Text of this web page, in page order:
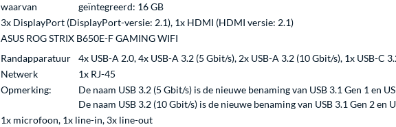
waarvan
geïntegreerd: 16 GB
3x DisplayPort (DisplayPort-versie: 2.1), 1x HDMI (HDMI versie: 2.1)
ASUS ROG STRIX B650E-F GAMING WIFI
Randapparatuur
4x USB-A 2.0, 4x USB-A 3.2 (5 Gbit/s), 2x USB-A 3.2 (10 Gbit/s), 1x USB-C
Netwerk
1x RJ-45
Opmerking:
De naam USB 3.2 (5 Gbit/s) is de nieuwe benaming van USB 3.1 Gen 1 en
De naam USB 3.2 (10 Gbit/s) is de nieuwe benaming van USB 3.1 Gen 2 en
1x microfoon, 1x line-in, 3x line-out